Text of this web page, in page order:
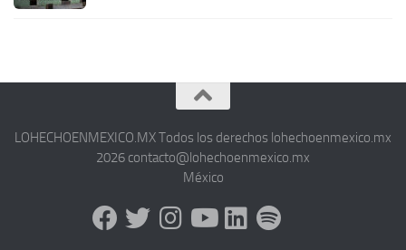
LOHECHOENMEXICO.MX Todos los derechos lohechoenmexico.mx
2026 contacto@lohechoenmexico.mx
México